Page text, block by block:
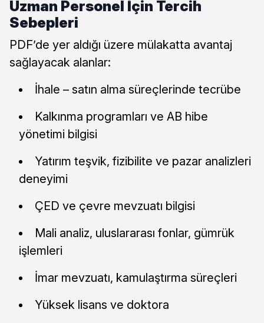
Uzman Personel İçin Tercih
Sebepleri
PDF’de yer aldığı üzere mülakatta avantaj
sağlayacak alanlar:
İhale – satın alma süreçlerinde tecrübe
Kalkınma programları ve AB hibe
yönetimi bilgisi
Yatırım teşvik, fizibilite ve pazar analizleri
deneyimi
ÇED ve çevre mevzuatı bilgisi
Mali analiz, uluslararası fonlar, gümrük
işlemleri
İmar mevzuatı, kamulaştırma süreçleri
Yüksek lisans ve doktora